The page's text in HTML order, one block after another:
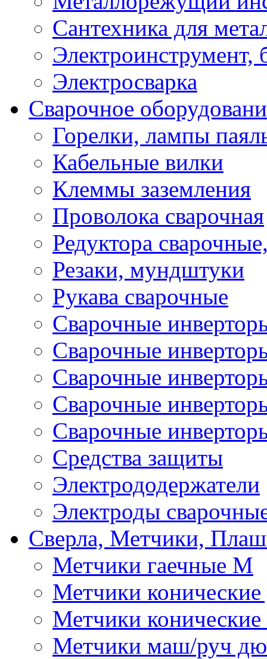
Сантехника для
Электроинструмент,
Электросварка
Сварочное
Горелки, лампы
Кабельные вилки
Клеммы заземления
Проволока сварочная
Редуктора
Резаки, мундштуки
Рукава сварочные
Сварочные
Сварочные
Сварочные
Сварочные
Сварочные
Средства защиты
Электрододержатели
Электроды
Сверла, Метчики,
Метчики гаечные М
Метчики
Метчики
Метчики маш/руч